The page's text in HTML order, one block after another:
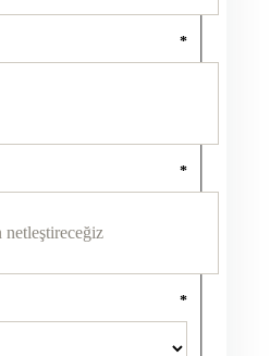
*
*
*